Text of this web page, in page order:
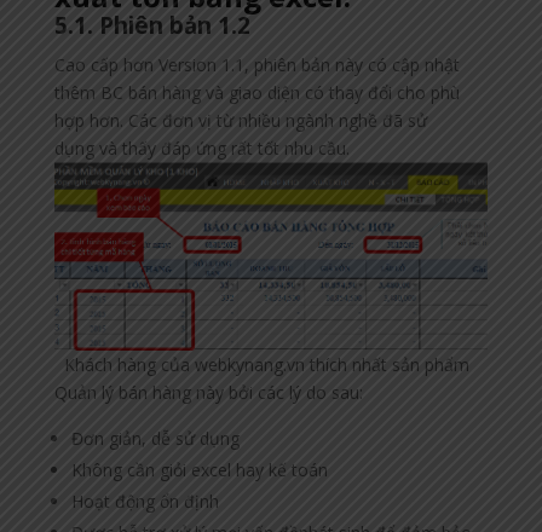
5.1. Phiên bản 1.2
Cao cấp hơn Version 1.1, phiên bản này có cập nhật
thêm BC bán hàng và giao diện có thay đổi cho phù
hợp hơn. Các đơn vị từ nhiều ngành nghề đã sử
dụng và thấy đáp ứng rất tốt nhu cầu.
Khách hàng của webkynang.vn thích nhất sản phẩm
Quản lý bán hàng này bởi các lý do sau:
Đơn giản, dễ sử dụng
Không cần giỏi excel hay kế toán
Hoạt động ổn định